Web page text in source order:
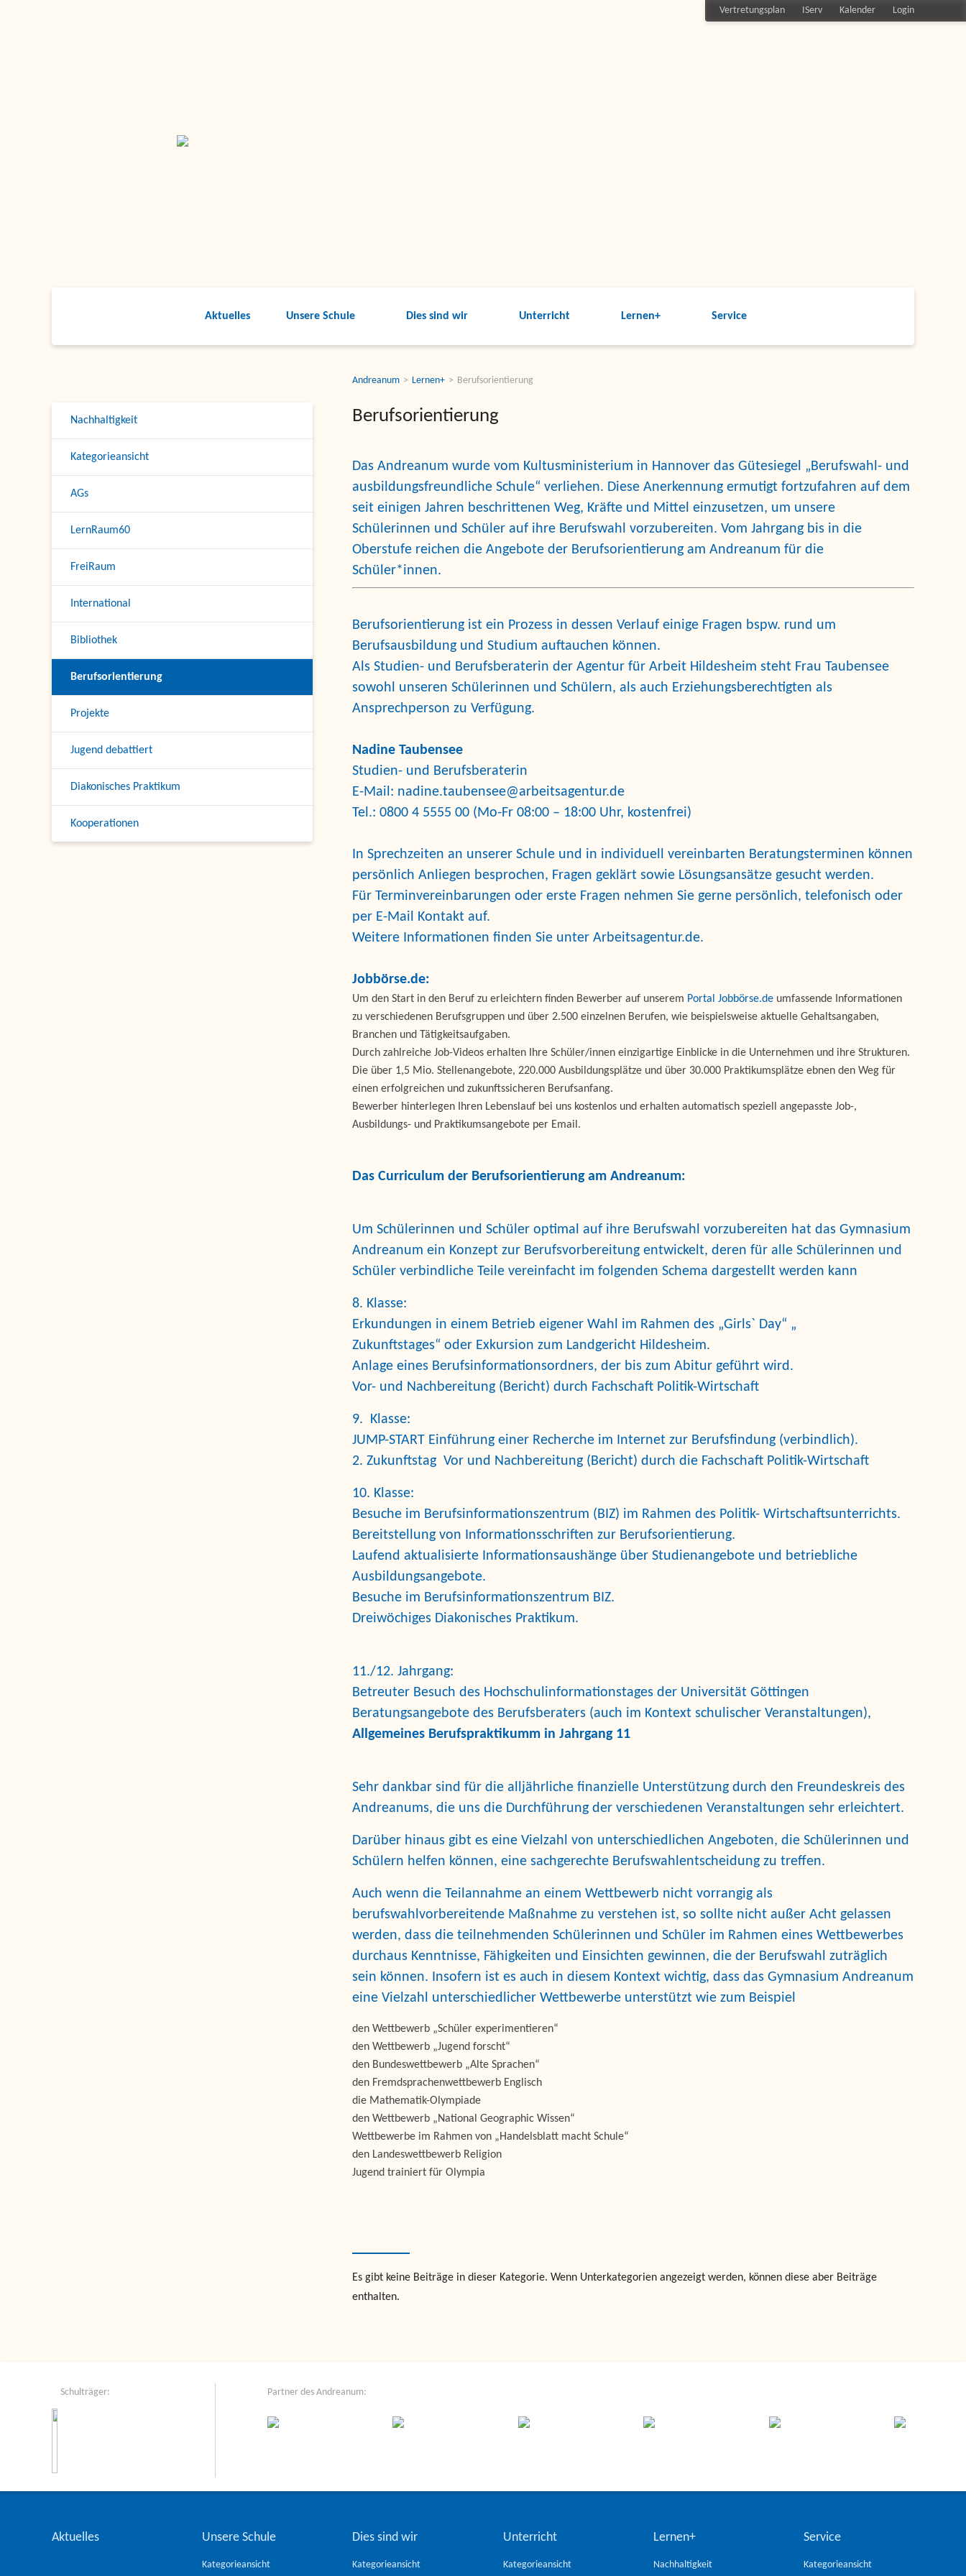
Vertretungsplan IServ Kalender Login
Aktuelles Unsere Schule Dies sind wir Unterricht Lernen+ Service
Nachhaltigkeit
Kategorieansicht
AGs
LernRaum60
FreiRaum
International
Bibliothek
Berufsorientierung
Projekte
Jugend debattiert
Diakonisches Praktikum
Kooperationen
Andreanum Lernen+ Berufsorientierung
Berufsorientierung
Das Andreanum wurde vom Kultusministerium in Hannover das Gütesiegel „Berufswahl- und
ausbildungsfreundliche Schule“ verliehen. Diese Anerkennung ermutigt fortzufahren auf dem
seit einigen Jahren beschrittenen Weg, Kräfte und Mittel einzusetzen, um unsere
Schülerinnen und Schüler auf ihre Berufswahl vorzubereiten. Vom Jahrgang bis in die
Oberstufe reichen die Angebote der Berufsorientierung am Andreanum für die
Schüler*innen.
Berufsorientierung ist ein Prozess in dessen Verlauf einige Fragen bspw. rund um
Berufsausbildung und Studium auftauchen können.
Als Studien- und Berufsberaterin der Agentur für Arbeit Hildesheim steht Frau Taubensee
sowohl unseren Schülerinnen und Schülern, als auch Erziehungsberechtigten als
Ansprechperson zu Verfügung.
Nadine Taubensee
Studien- und Berufsberaterin
E-Mail: nadine.taubensee@arbeitsagentur.de
Tel.: 0800 4 5555 00 (Mo-Fr 08:00 – 18:00 Uhr, kostenfrei)
In Sprechzeiten an unserer Schule und in individuell vereinbarten Beratungsterminen können
persönlich Anliegen besprochen, Fragen geklärt sowie Lösungsansätze gesucht werden.
Für Terminvereinbarungen oder erste Fragen nehmen Sie gerne persönlich, telefonisch oder
per E-Mail Kontakt auf.
Weitere Informationen finden Sie unterArbeitsagentur.de.
Jobbörse.de:
Um den Start in den Beruf zu erleichtern finden Bewerber auf unserem Portal Jobbörse.de umfassende Informationen
zu verschiedenen Berufsgruppen und über 2.500 einzelnen Berufen, wie beispielsweise aktuelle Gehaltsangaben,
Branchen und Tätigkeitsaufgaben.
Durch zahlreiche Job-Videos erhalten Ihre Schüler/innen einzigartige Einblicke in die Unternehmen und ihre Strukturen.
Die über 1,5 Mio. Stellenangebote, 220.000 Ausbildungsplätze und über 30.000 Praktikumsplätze ebnen den Weg für
einen erfolgreichen und zukunftssicheren Berufsanfang.
Bewerber hinterlegen Ihren Lebenslauf bei uns kostenlos und erhalten automatisch speziell angepasste Job-,
Ausbildungs- und Praktikumsangebote per Email.
Das Curriculum der Berufsorientierung am Andreanum:
Um Schülerinnen und Schüler optimal auf ihre Berufswahl vorzubereiten hat das Gymnasium
Andreanum ein Konzept zur Berufsvorbereitung entwickelt, deren für alle Schülerinnen und
Schüler verbindliche Teile vereinfacht im folgenden Schema dargestellt werden kann
8. Klasse:
Erkundungen in einem Betrieb eigener Wahl im Rahmen des „Girls` Day“ „
Zukunftstages“oder Exkursion zum Landgericht Hildesheim.
Anlage eines Berufsinformationsordners, der bis zum Abitur geführt wird.
Vor- und Nachbereitung (Bericht) durch Fachschaft Politik-Wirtschaft
9. Klasse:
JUMP-START Einführung einer Recherche im Internet zur Berufsfindung (verbindlich).
2. ZukunftstagVor und Nachbereitung (Bericht) durch die Fachschaft Politik-Wirtschaft
10. Klasse:
Besuche im Berufsinformationszentrum (BIZ) im Rahmen des Politik- Wirtschaftsunterrichts.
Bereitstellung von Informationsschriften zur Berufsorientierung.
Laufend aktualisierte Informationsaushänge über Studienangebote und betriebliche
Ausbildungsangebote.
Besuche im Berufsinformationszentrum BIZ.
Dreiwöchiges Diakonisches Praktikum.
11./12. Jahrgang:
Betreuter Besuch des Hochschulinformationstages der Universität Göttingen
Beratungsangebote des Berufsberaters (auch im Kontext schulischer Veranstaltungen),
Allgemeines Berufspraktikumm in Jahrgang 11
Sehr dankbar sind für die alljährlichefinanzielle Unterstützung durch den Freundeskreis des
Andreanums,die uns die Durchführung der verschiedenen Veranstaltungen sehr erleichtert.
Darüber hinaus gibt es eine Vielzahl von unterschiedlichen Angeboten, die Schülerinnen und
Schülern helfen können, eine sachgerechte Berufswahlentscheidung zu treffen.
Auch wenn die Teilannahme an einemWettbewerb nicht vorrangig als
berufswahlvorbereitende Maßnahme zu verstehen ist, so sollte nicht außer Acht gelassen
werden, dass die teilnehmenden Schülerinnen und Schüler im Rahmen eines Wettbewerbes
durchaus Kenntnisse, Fähigkeiten und Einsichten gewinnen, die der Berufswahl zuträglich
sein können. Insofern ist es auch in diesem Kontext wichtig, dass das Gymnasium Andreanum
eine Vielzahl unterschiedlicher Wettbewerbe unterstützt wie zum Beispiel
den Wettbewerb „Schüler experimentieren“
den Wettbewerb „Jugend forscht“
den Bundeswettbewerb „Alte Sprachen“
den Fremdsprachenwettbewerb Englisch
die Mathematik-Olympiade
den Wettbewerb „National Geographic Wissen“
Wettbewerbe im Rahmen von „Handelsblatt macht Schule“
den Landeswettbewerb Religion
Jugend trainiert für Olympia
Es gibt keine Beiträge in dieser Kategorie. Wenn Unterkategorien angezeigt werden, können diese aber Beiträge
enthalten.
Schulträger: Partner des Andreanum:
Aktuelles Unsere Schule
Kategorieansicht
Dies sind wir
Kategorieansicht
Unterricht
Kategorieansicht
Lernen+
Nachhaltigkeit
Service
Kategorieansicht